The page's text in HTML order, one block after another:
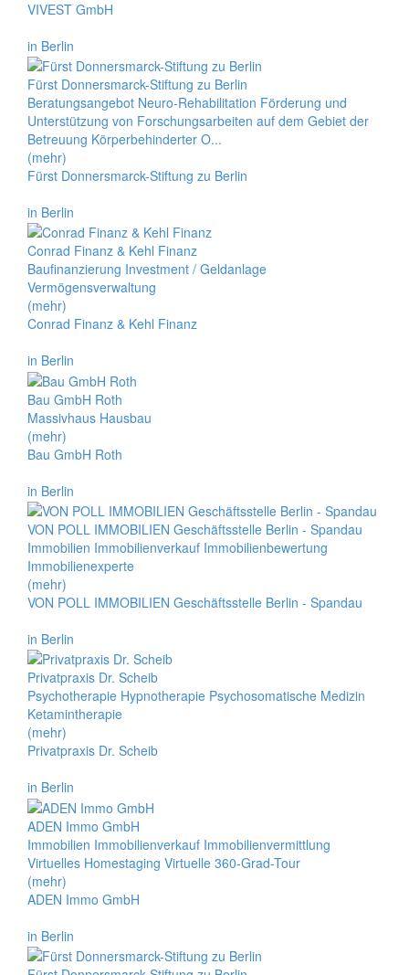
VIVEST GmbH
in Berlin
Fürst Donnersmarck-Stiftung zu Berlin
Beratungsangebot Neuro-Rehabilitation Förderung und
Unterstützung von Forschungsarbeiten auf dem Gebiet der
Betreuung Körperbehinderter O...
(mehr)
Fürst Donnersmarck-Stiftung zu Berlin
in Berlin
Conrad Finanz & Kehl Finanz
Baufinanzierung Investment / Geldanlage
Vermögensverwaltung
(mehr)
Conrad Finanz & Kehl Finanz
in Berlin
Bau GmbH Roth
Massivhaus Hausbau
(mehr)
Bau GmbH Roth
in Berlin
VON POLL IMMOBILIEN Geschäftsstelle Berlin - Spandau
Immobilien Immobilienverkauf Immobilienbewertung
Immobilienexperte
(mehr)
VON POLL IMMOBILIEN Geschäftsstelle Berlin - Spandau
in Berlin
Privatpraxis Dr. Scheib
Psychotherapie Hypnotherapie Psychosomatische Medizin
Ketamintherapie
(mehr)
Privatpraxis Dr. Scheib
in Berlin
ADEN Immo GmbH
Immobilien Immobilienverkauf Immobilienvermittlung
Virtuelles Homestaging Virtuelle 360-Grad-Tour
(mehr)
ADEN Immo GmbH
in Berlin